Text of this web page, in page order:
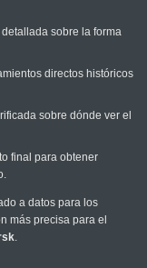
sobre la forma
directos históricos
sobre dónde ver el
final para obtener
a datos para los
más precisa para el
.